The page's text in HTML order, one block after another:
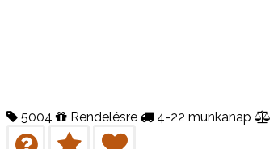
5004 Rendelésre 4-22 munkanap